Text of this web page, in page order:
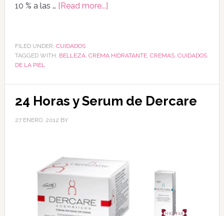
10 % a las … [Read more...]
FILED UNDER: CUIDADOS
TAGGED WITH: BELLEZA, CREMA HIDRATANTE, CREMAS, CUIDADOS
DE LA PIEL
24 Horas y Serum de Dercare
27 ENERO, 2012 BY